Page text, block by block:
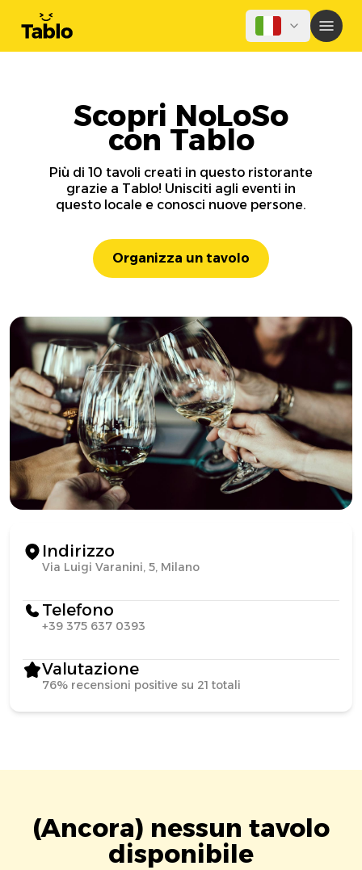
Scopri NoLoSo
con Tablo
Più di 10 tavoli creati in questo ristorante
grazie a Tablo! Unisciti agli eventi in
questo locale e conosci nuove persone.
Organizza un tavolo
Indirizzo
Via Luigi Varanini, 5, Milano
Telefono
+39 375 637 0393
Valutazione
76% recensioni positive su 21 totali
(Ancora) nessun tavolo
disponibile